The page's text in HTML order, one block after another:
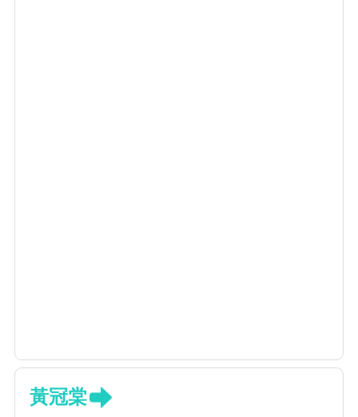
黃冠棠